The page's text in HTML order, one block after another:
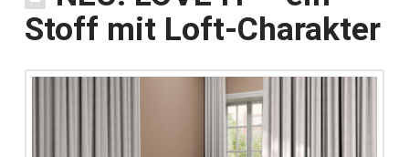
Stoff mit Loft-Charakter